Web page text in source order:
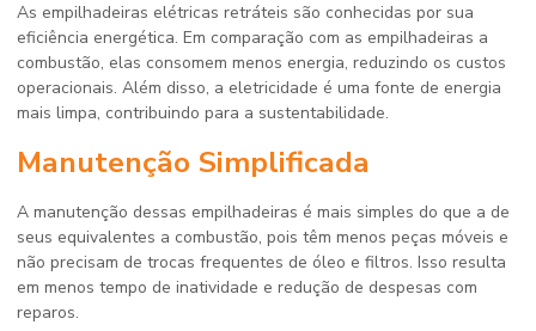
As empilhadeiras elétricas retráteis são conhecidas por sua
eficiência energética. Em comparação com as empilhadeiras a
combustão, elas consomem menos energia, reduzindo os custos
operacionais. Além disso, a eletricidade é uma fonte de energia
mais limpa, contribuindo para a sustentabilidade.
Manutenção Simplificada
A manutenção dessas empilhadeiras é mais simples do que a de
seus equivalentes a combustão, pois têm menos peças móveis e
não precisam de trocas frequentes de óleo e filtros. Isso resulta
em menos tempo de inatividade e redução de despesas com
reparos.